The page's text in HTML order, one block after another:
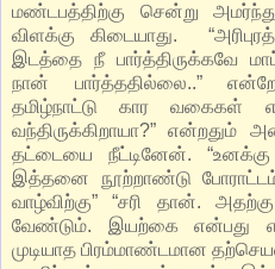
மண்டபத்திற்கு சென்று
விளக்கு கிடையாது.
இடத்தை நீ பார்த்திருக்கவே
நான் பார்த்ததில்லை..”
தமிழ்நாட்டு கார வகைகள்
வந்திருக்கிறாயா?”
தட்டையை நீட்டினேன். “உனக்கு
இத்தனை நூற்றாண்டு போராட்டம்
வாழ்விற்கு” “சரி தான்.
வேண்டும். இயற்கை என்பது
முடியாத பிரம்மாண்டமான